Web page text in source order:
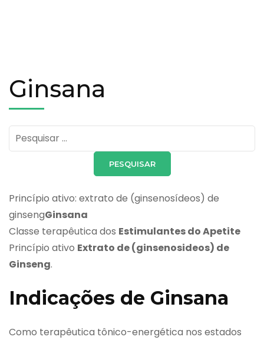
Ginsana
Pesquisar
por:
Princípio ativo: extrato de (ginsenosídeos) de
ginsengGinsana
Classe terapêutica dos Estimulantes do Apetite
Princípio ativo Extrato de (ginsenosideos) de
Ginseng.
Indicações de Ginsana
Como terapêutica tônico-energética nos estados